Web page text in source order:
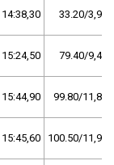
14:38,30 33.20/3,9
15:24,50 79.40/9,4
15:44,90 99.80/11,8
15:45,60 100.50/11,9